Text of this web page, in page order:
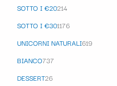
SOTTO I €20214
SOTTO I €301176
UNICORNI NATURALI619
BIANCO737
DESSERT26